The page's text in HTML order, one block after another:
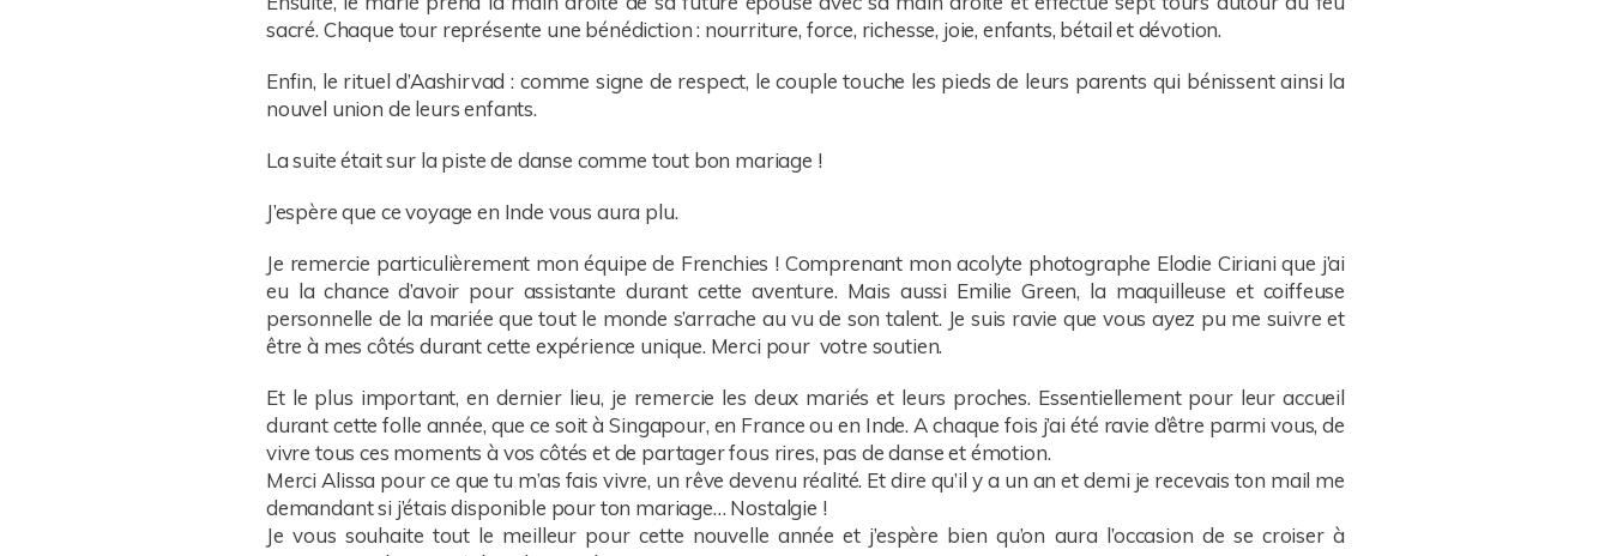
sacré. Chaque tour représente une bénédiction : nourriture, force, richesse, joie, enfants, bétail et dévotion.
Enfin, le rituel d’Aashirvad : comme signe de respect, le couple touche les pieds de leurs parents qui bénissent ainsi la
nouvel union de leurs enfants.
La suite était sur la piste de danse comme tout bon mariage !
J’espère que ce voyage en Inde vous aura plu.
Je remercie particulièrement mon équipe de Frenchies ! Comprenant mon acolyte photographe Elodie Ciriani que j’ai
eu la chance d’avoir pour assistante durant cette aventure. Mais aussi Emilie Green, la maquilleuse et coiffeuse
personnelle de la mariée que tout le monde s’arrache au vu de son talent. Je suis ravie que vous ayez pu me suivre et
être à mes côtés durant cette expérience unique. Merci pour votre soutien.
Et le plus important, en dernier lieu, je remercie les deux mariés et leurs proches. Essentiellement pour leur accueil
durant cette folle année, que ce soit à Singapour, en France ou en Inde. A chaque fois j’ai été ravie d’être parmi vous, de
vivre tous ces moments à vos côtés et de partager fous rires, pas de danse et émotion.
Merci Alissa pour ce que tu m’as fais vivre, un rêve devenu réalité. Et dire qu’il y a un an et demi je recevais ton mail me
demandant si j’étais disponible pour ton mariage… Nostalgie !
Je vous souhaite tout le meilleur pour cette nouvelle année et j’espère bien qu’on aura l’occasion de se croiser à